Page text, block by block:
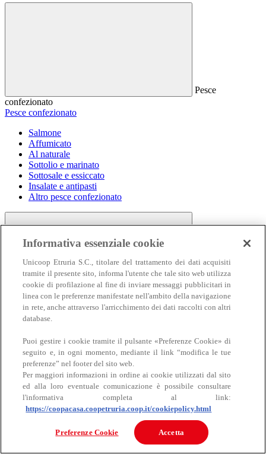
Pesce
confezionato
Pesce confezionato
Salmone
Affumicato
Al naturale
Sottolio e marinato
Sottosale e essiccato
Insalate e antipasti
Altro pesce confezionato
Carne
Carne
Bovino
Informativa essenziale cookie
Unicoop Etruria S.C., titolare del trattamento dei dati acquisiti
tramite il presente sito, informa l'utente che tale sito web utilizza
cookie di profilazione al fine di inviare messaggi pubblicitari in
linea con le preferenze manifestate nell'ambito della navigazione
in rete, anche attraverso l'arricchimento dei dati raccolti con altri
database.
Puoi gestire i cookie tramite il pulsante «Preferenze Cookie» di
seguito e, in ogni momento, mediante il link “modifica le tue
preferenze” nel footer del sito web.
Per maggiori informazioni in ordine ai cookie utilizzati dal sito
ed alla loro eventuale comunicazione è possibile consultare
l'informativa completa al link:
https://coopacasa.coopetruria.coop.it/cookiepolicy.html
Preferenze Cookie Accetta